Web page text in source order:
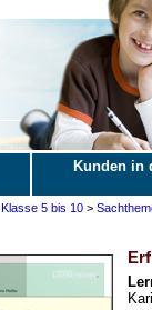
Kunden in
Klasse 5 bis 10>